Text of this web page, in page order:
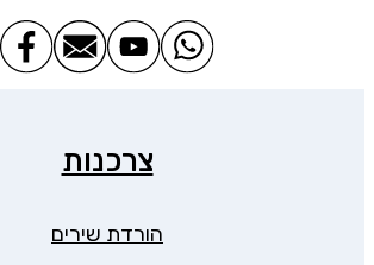
צרכנות
הורדת שירים